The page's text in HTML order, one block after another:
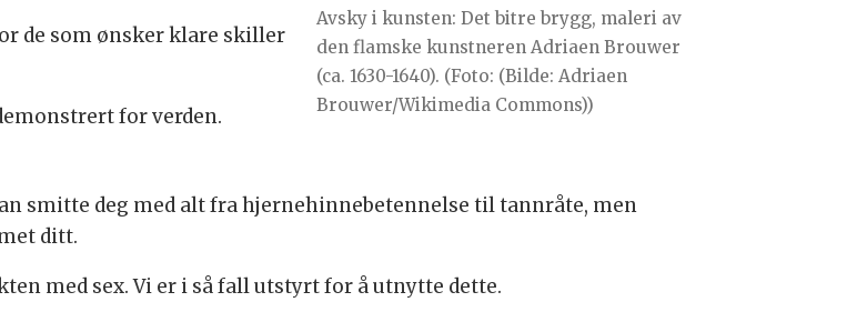
Avsky i kunsten: Det bitre brygg, maleri av
den flamske kunstneren Adriaen Brouwer
(ca. 1630-1640). (Foto: (Bilde: Adriaen
Brouwer/Wikimedia Commons))
de som ønsker klare skiller
for verden.
smitte deg med alt fra hjernehinnebetennelse til tannråte, men
ditt.
med sex. Vi er i så fall utstyrt for å utnytte dette.